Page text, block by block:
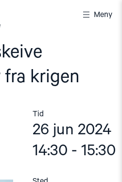
Meny
krigen
Tid
26 jun 2024
14:30 - 15:30